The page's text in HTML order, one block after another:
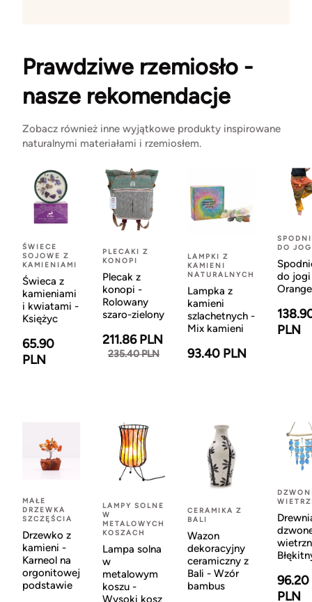
Prawdziwe rzemiosło -
nasze rekomendacje
Zobacz również inne wyjątkowe produkty inspirowane
naturalnymi materiałami i rzemiosłem.
ŚWIECE
SOJOWE Z
KAMIENIAMI
Świeca z
kamieniami
i kwiatami -
Księżyc
65.90
PLN
PLECAKI Z
KONOPI
Plecak z
konopi -
Rolowany
szaro-zielony
211.86 PLN
235.40 PLN
LAMPKI Z
KAMIENI
NATURALNYCH
Lampka z
kamieni
szlachetnych -
Mix kamieni
93.40 PLN
DO
do
Orange
PLN
MAŁE
DRZEWKA
SZCZĘŚCIA
Drzewko z
kamieni -
Karneol na
orgonitowej
podstawie
LAMPY SOLNE
W
METALOWYCH
KOSZACH
Lampa solna
w
metalowym
koszu -
Wysoki kosz
CERAMIKA Z
BALI
Wazon
dekoracyjny
ceramiczny z
Bali - Wzór
bambus
96.20
PLN